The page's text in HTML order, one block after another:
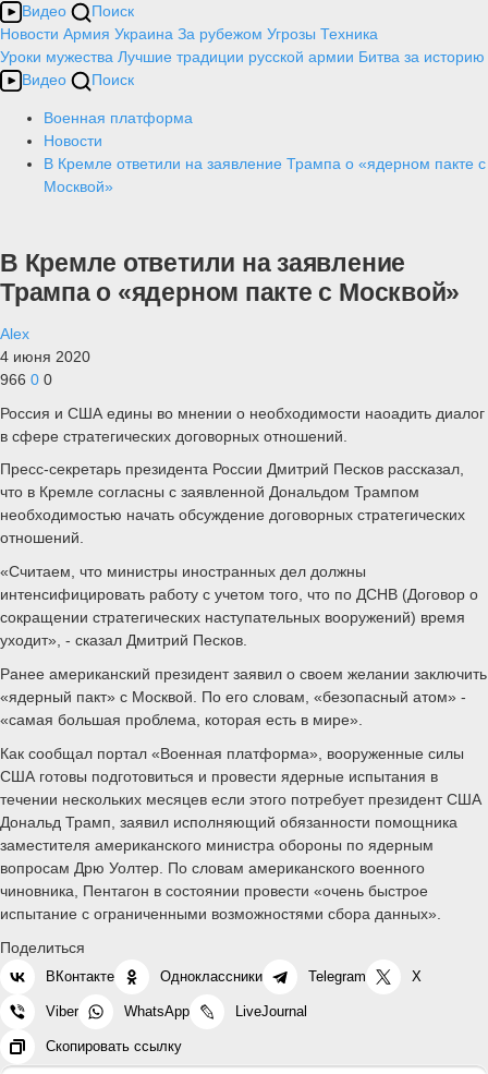
Видео
Поиск
Новости Армия Украина За рубежом Угрозы Техника
Уроки мужества Лучшие традиции русской армии Битва за историю
Видео
Поиск
Военная платформа
Новости
В Кремле ответили на заявление Трампа о «ядерном пакте с
Москвой»
В Кремле ответили на заявление
Трампа о «ядерном пакте с Москвой»
Alex
4 июня 2020
966 0 0
Россия и США едины во мнении о необходимости наоадить диалог
в сфере стратегических договорных отношений.
Пресс-секретарь президента России Дмитрий Песков рассказал,
что в Кремле согласны с заявленной Дональдом Трампом
необходимостью начать обсуждение договорных стратегических
отношений.
«Считаем, что министры иностранных дел должны
интенсифицировать работу с учетом того, что по ДСНВ (Договор о
сокращении стратегических наступательных вооружений) время
уходит», - сказал Дмитрий Песков.
Ранее американский президент заявил о своем желании заключить
«ядерный пакт» с Москвой. По его словам, «безопасный атом» -
«самая большая проблема, которая есть в мире».
Как сообщал портал «Военная платформа», вооруженные силы
США готовы подготовиться и провести ядерные испытания в
течении нескольких месяцев если этого потребует президент США
Дональд Трамп, заявил исполняющий обязанности помощника
заместителя американского министра обороны по ядерным
вопросам Дрю Уолтер. По словам американского военного
чиновника, Пентагон в состоянии провести «очень быстрое
испытание с ограниченными возможностями сбора данных».
Поделиться
ВКонтакте Одноклассники Telegram X
Viber WhatsApp LiveJournal
Скопировать ссылку